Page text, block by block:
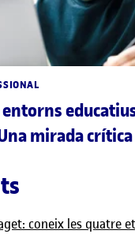
mirada crítica
coneix les quatre